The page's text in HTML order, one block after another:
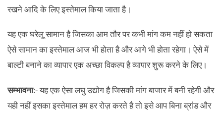
रखने आदि के लिए इस्तेमाल किया जाता है।
यह एक घरेलू सामान है जिसका आम तौर पर कभी मांग कम नहीं हो सकता
ऐसे सामान का इस्तेमाल आज भी होता है और आगे भी होता रहेगा। ऐसे में
बाल्टी बनाने का व्यापार एक अच्छा विकल्प है व्यापार शुरू करने के लिए।
सम्भावना:- यह एक ऐसा लघु उद्योग है जिसकी मांग बाजार में बनी रहेगी और
यही नहीं इसका इस्तेमाल हम हर रोज़ करते है तो इसे आप बिना ब्रांड और